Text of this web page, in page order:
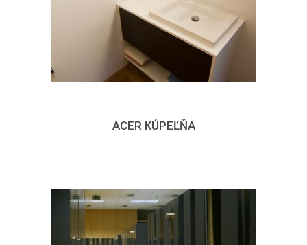
ACER KÚPEĽŇA